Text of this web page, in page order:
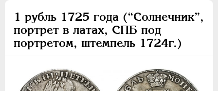
1 рубль 1725 года (“Солнечник”,
портрет в латах, СПБ под
портретом, штемпель 1724г.)